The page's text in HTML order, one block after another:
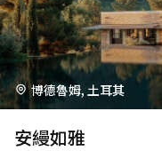
博德魯姆, 土耳其
安縵如雅